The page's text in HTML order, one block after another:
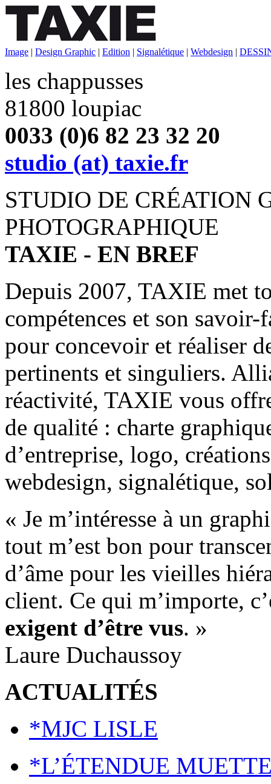
Image | Design Graphic | Edition | Signalétique | Webdesign |
les chappusses
81800 loupiac
0033 (0)6 82 23 32 20
studio (at) taxie.fr
STUDIO DE CRÉATION
PHOTOGRAPHIQUE
TAXIE - EN BREF
Depuis 2007, TAXIE met
compétences et son
pour concevoir et réaliser
pertinents et singuliers.
réactivité, TAXIE vous
de qualité : charte
d’entreprise, logo,
webdesign, signalétique,
« Je m’intéresse à un
tout m’est bon pour
d’âme pour les vieilles
client. Ce qui m’importe,
exigent d’être vus. »
Laure Duchaussoy
ACTUALITÉS
*MJC LISLE
*L’ÉTENDUE